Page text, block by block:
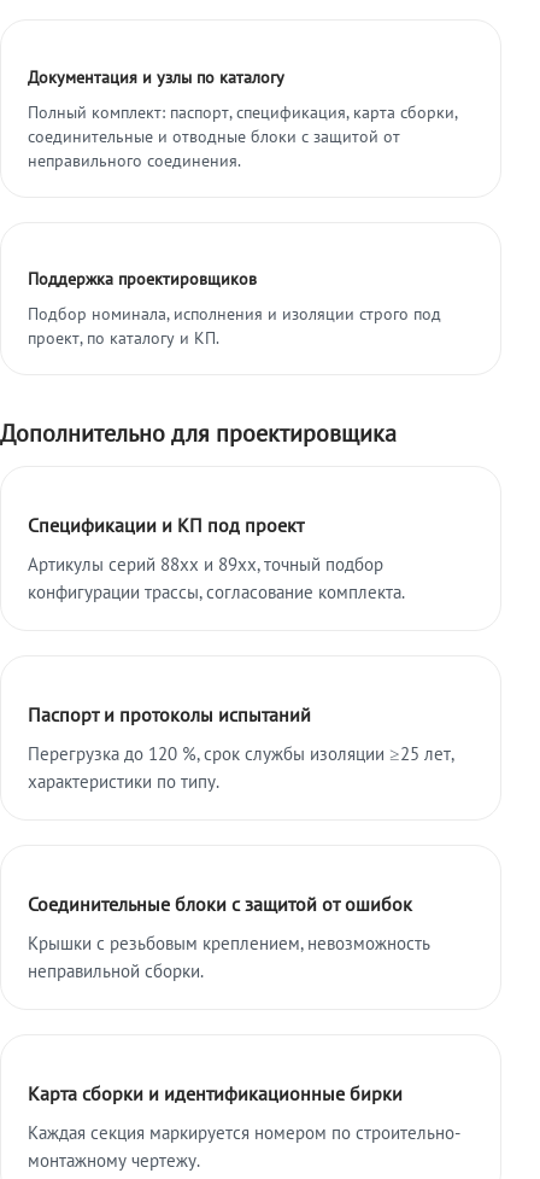
Документация и узлы по каталогу
Полный комплект: паспорт, спецификация, карта сборки,
соединительные и отводные блоки с защитой от
неправильного соединения.
Поддержка проектировщиков
Подбор номинала, исполнения и изоляции строго под
проект, по каталогу и КП.
Дополнительно для проектировщика
Спецификации и КП под проект
Артикулы серий 88xx и 89xx, точный подбор
конфигурации трассы, согласование комплекта.
Паспорт и протоколы испытаний
Перегрузка до 120 %, срок службы изоляции ≥25 лет,
характеристики по типу.
Соединительные блоки с защитой от ошибок
Крышки с резьбовым креплением, невозможность
неправильной сборки.
Карта сборки и идентификационные бирки
Каждая секция маркируется номером по строительно-
монтажному чертежу.